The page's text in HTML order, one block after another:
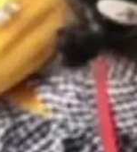
一
，
模
AI
据
公
。
在
、
行
是
，
。
。
D
他